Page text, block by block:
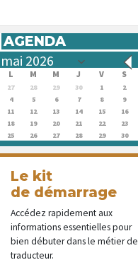
AGENDA
L M M J V S
27 28 29 30 1 2
4
5 6 7 8 9
11
12 13 14 15 16
18
19 20 21 22 23
25
26 27 28 29 30
Le kit
de démarrage
Accédez rapidement aux
informations essentielles pour
bien débuter dans le métier de
traducteur.